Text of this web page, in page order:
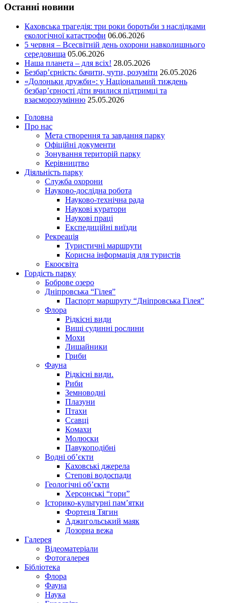
Останні новини
Каховська трагедія: три роки боротьби з наслідками
екологічної катастрофи 06.06.2026
5 червня – Всесвітній день охорони навколишнього
середовища 05.06.2026
Наша планета – для всіх! 28.05.2026
Безбар’єрність: бачити, чути, розуміти 26.05.2026
«Долоньки дружби»: у Національний тиждень
безбар’єрності діти вчилися підтримці та
взаєморозумінню 25.05.2026
Головна
Про нас
Мета створення та завдання парку
Офіційні документи
Зонування територій парку
Керівництво
Діяльність парку
Служба охорони
Науково-дослідна робота
Науково-технічна рада
Наукові куратори
Наукові праці
Експедиційні виїзди
Рекреація
Туристичні маршрути
Корисна інформація для туристів
Екоосвіта
Гордість парку
Боброве озеро
Дніпровська “Гілея”
Паспорт маршруту “Дніпровська Гілея”
Флора
Рідкісні види
Вищі судинні рослини
Мохи
Лишайники
Гриби
Фауна
Рідкісні види.
Риби
Земноводні
Плазуни
Птахи
Ссавці
Комахи
Молюски
Павукоподібні
Водні об’єкти
Каховські джерела
Степові водоспади
Геологічні об’єкти
Херсонські “гори”
Історико-культурні пам’ятки
Фортеця Тягин
Аджигольський маяк
Дозорна вежа
Галерея
Відеоматеріали
Фотогалерея
Бібліотека
Флора
Фауна
Наука